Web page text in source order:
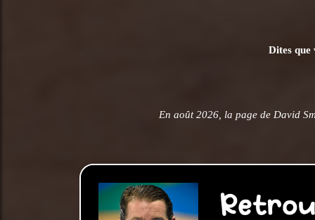
Dites que
En août 2026, la page de David